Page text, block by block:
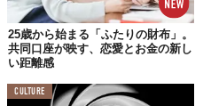
25歳から始まる「ふたりの財布」。
共同口座が映す、恋愛とお金の新し
い距離感
CULTURE